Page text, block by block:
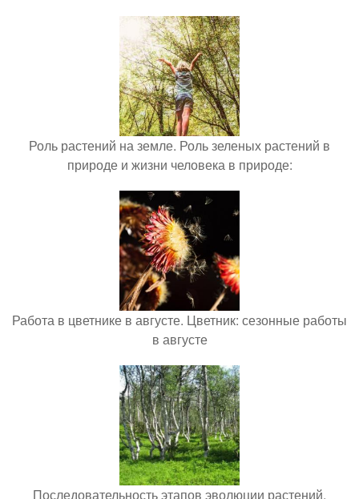
Роль растений на земле. Роль зеленых растений в
природе и жизни человека в природе:
Работа в цветнике в августе. Цветник: сезонные работы
в августе
Последовательность этапов эволюции растений.